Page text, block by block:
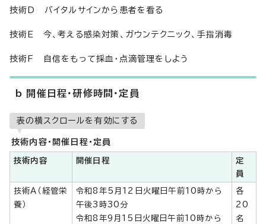
技術D バイタルサインから患者を看る
技術E 今、考える感染対策、ガウンテクニック、手指消毒
技術F 自信をもって採血・点滴管理をしよう
b 開催日程・研修時間・定員
表の横スクロールを有効にする
技術内容・開催日程・定員
技術内容 開催日程
定
員
技術A（経管栄
養）
令和8年5月12日火曜日午前10時から
午後3時30分
令和8年9月15日火曜日午前10時から
各
20
名